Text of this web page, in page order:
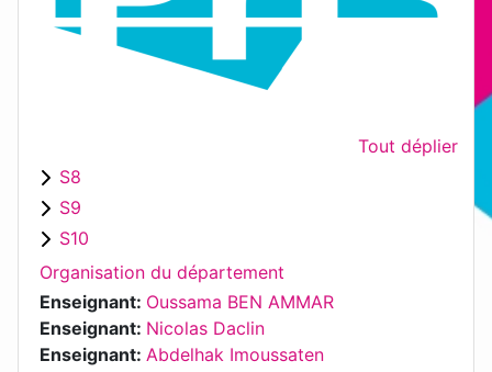
Tout déplier
S8
S9
S10
Organisation du département
Enseignant: Oussama BEN AMMAR
Enseignant: Nicolas Daclin
Enseignant: Abdelhak Imoussaten